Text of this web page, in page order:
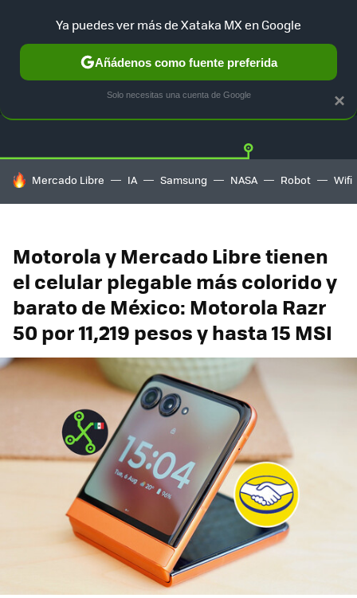
GUÍA DE COMPRAS MERCADO LIBRE
HOY SE HABLA DE
Mercado Libre IA Samsung NASA Robot Wifi
Motorola y Mercado Libre tienen
el celular plegable más colorido y
barato de México: Motorola Razr
50 por 11,219 pesos y hasta 15 MSI
×
Ya puedes ver más de Xataka MX en Google
Añádenos como fuente preferida
Solo necesitas una cuenta de Google